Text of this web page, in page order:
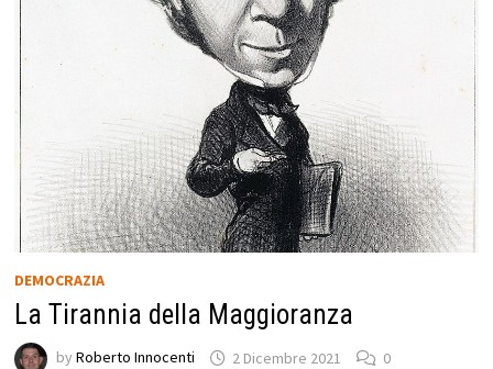
DEMOCRAZIA
La Tirannia della Maggioranza
by Roberto Innocenti 2 Dicembre 2021 0